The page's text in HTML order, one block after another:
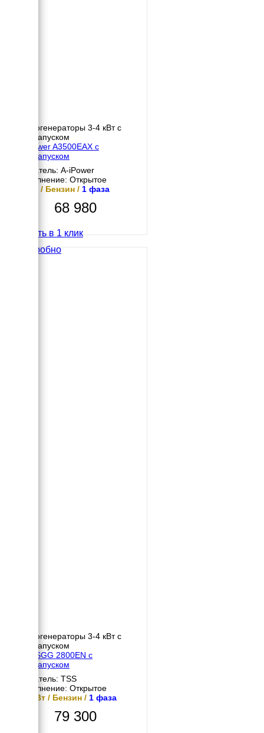
Бензогенераторы 3-4 кВт с
автозапуском
A-iPower A3500EAX с
автозапуском
Двигатель: A-iPower
Исполнение: Открытое
3 кВт / Бензин / 1 фаза
68 980
Купить в 1 клик
Подробно
Бензогенераторы 3-4 кВт с
автозапуском
TSS SGG 2800EN с
автозапуском
Двигатель: TSS
Исполнение: Открытое
2.8 кВт / Бензин / 1 фаза
79 300